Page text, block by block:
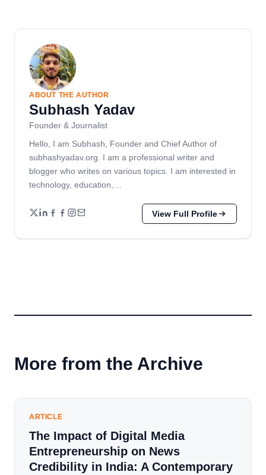
ABOUT THE AUTHOR
Subhash Yadav
Founder & Journalist
Hello, I am Subhash, Founder and Chief Author of
subhashyadav.org. I am a professional writer and
blogger who writes on various topics. I am interested in
technology, education,…
View Full Profile
More from the Archive
ARTICLE
The Impact of Digital Media
Entrepreneurship on News
Credibility in India: A Contemporary